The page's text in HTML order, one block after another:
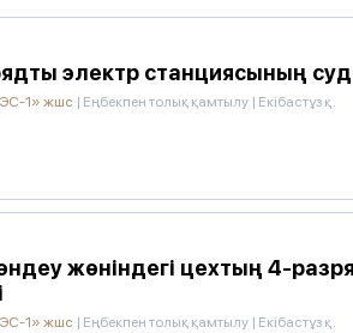
электр станциясының
1» жшс | Еңбекпен толық қамтылу | Екібастұз қ.
жөніндегі цехтың 4-
1» жшс | Еңбекпен толық қамтылу | Екібастұз қ.